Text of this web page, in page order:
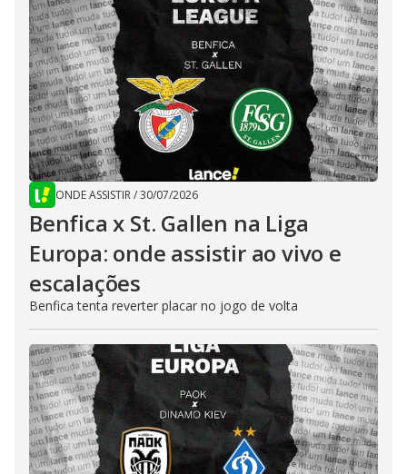
ONDE ASSISTIR/30/07/2026
Benfica x St. Gallen na Liga
Europa: onde assistir ao vivo e
escalações
Benfica tenta reverter placar no jogo de volta